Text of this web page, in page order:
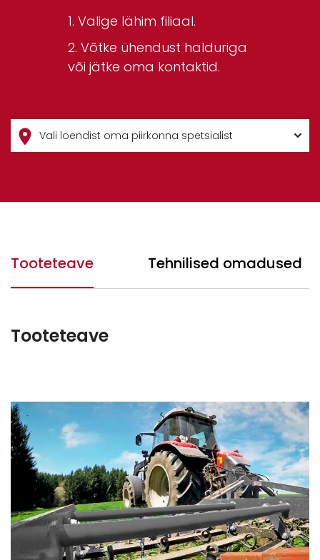
Valige lähim filiaal.
Võtke ühendust halduriga
või jätke oma kontaktid.
Tooteteave Tehnilised omadused
Tooteteave